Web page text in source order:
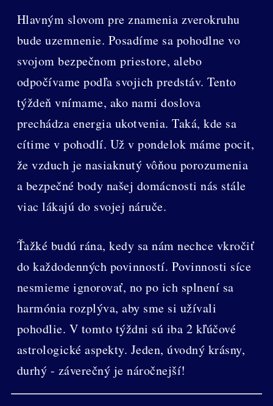
Hlavným slovom pre znamenia zverokruhu
bude uzemnenie. Posadíme sa pohodlne vo
svojom bezpečnom priestore, alebo
odpočívame podľa svojich predstáv. Tento
týždeň vnímame, ako nami doslova
prechádza energia ukotvenia. Taká, kde sa
cítime v pohodlí. Už v pondelok máme pocit,
že vzduch je nasiaknutý vôňou porozumenia
a bezpečné body našej domácnosti nás stále
viac lákajú do svojej náruče.
Ťažké budú rána, kedy sa nám nechce vkročiť
do každodenných povinností. Povinnosti síce
nesmieme ignorovať, no po ich splnení sa
harmónia rozplýva, aby sme si užívali
pohodlie. V tomto týždni sú iba 2 kľúčové
astrologické aspekty. Jeden, úvodný krásny,
durhý - záverečný je náročnejší!